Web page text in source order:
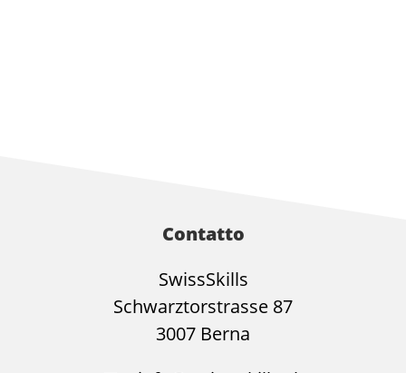
Contatto
SwissSkills
Schwarztorstrasse 87
3007 Berna